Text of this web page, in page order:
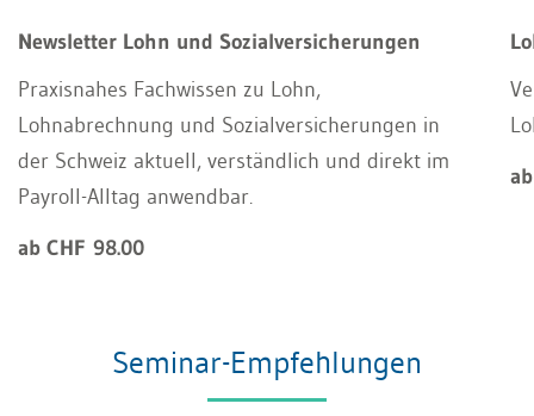
Newsletter Lohn und Sozialversicherungen
Praxisnahes Fachwissen zu Lohn,
Lohnabrechnung und Sozialversicherungen in
der Schweiz aktuell, verständlich und direkt im
Payroll-Alltag anwendbar.
ab CHF 98.00
Seminar-Empfehlungen